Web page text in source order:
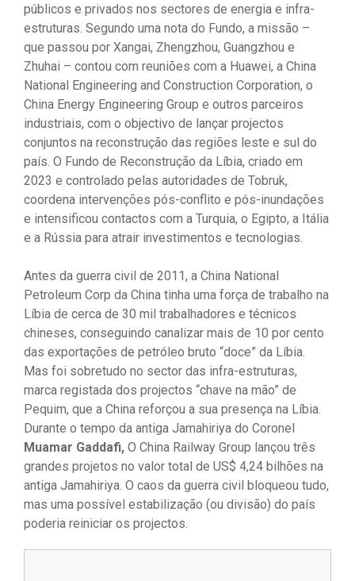
públicos e privados nos sectores de energia e infra-
estruturas. Segundo uma nota do Fundo, a missão –
que passou por Xangai, Zhengzhou, Guangzhou e
Zhuhai – contou com reuniões com a Huawei, a China
National Engineering and Construction Corporation, o
China Energy Engineering Group e outros parceiros
industriais, com o objectivo de lançar projectos
conjuntos na reconstrução das regiões leste e sul do
país. O Fundo de Reconstrução da Líbia, criado em
2023 e controlado pelas autoridades de Tobruk,
coordena intervenções pós-conflito e pós-inundações
e intensificou contactos com a Turquia, o Egipto, a Itália
e a Rússia para atrair investimentos e tecnologias.
Antes da guerra civil de 2011, a China National
Petroleum Corp da China tinha uma força de trabalho na
Líbia de cerca de 30 mil trabalhadores e técnicos
chineses, conseguindo canalizar mais de 10 por cento
das exportações de petróleo bruto “doce” da Líbia.
Mas foi sobretudo no sector das infra-estruturas,
marca registada dos projectos “chave na mão” de
Pequim, que a China reforçou a sua presença na Líbia.
Durante o tempo da antiga Jamahiriya do Coronel
Muamar Gaddafi, O China Railway Group lançou três
grandes projetos no valor total de US$ 4,24 bilhões na
antiga Jamahiriya. O caos da guerra civil bloqueou tudo,
mas uma possível estabilização (ou divisão) do país
poderia reiniciar os projectos.